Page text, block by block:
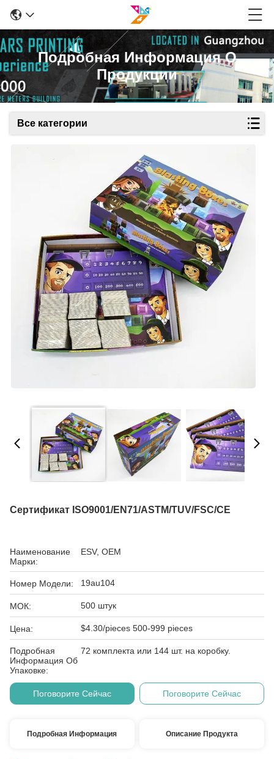
Подробная Информация О
Продукции
Все категории
Сертификат ISO9001/EN71/ASTM/TUV/FSC/CE
Наименование
Марки:
ESV, OEM
Номер Модели: 19au104
МОК: 500 штук
Цена: $4.30/pieces 500-999 pieces
Подробная
Информация Об
Упаковке:
72 комплекта или 144 шт. на коробку.
Поговорите Сейчас Поговорите Сейчас
Подробная Информация Описание Продукта